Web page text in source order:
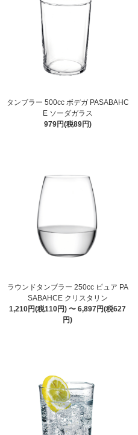
タンブラー 500cc ボデガ PASABAHC
E ソーダガラス
979円(税89円)
ラウンドタンブラー 250cc ピュア PA
SABAHCE クリスタリン
1,210円(税110円) 〜 6,897円(税627
円)